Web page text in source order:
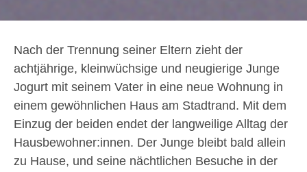
Nach der Trennung seiner Eltern zieht der
achtjährige, kleinwüchsige und neugierige Junge
Jogurt mit seinem Vater in eine neue Wohnung in
einem gewöhnlichen Haus am Stadtrand. Mit dem
Einzug der beiden endet der langweilige Alltag der
Hausbewohner:innen. Der Junge bleibt bald allein
zu Hause, und seine nächtlichen Besuche in der